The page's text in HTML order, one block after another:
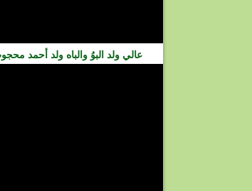
عالي ولد البوُ والباه ولد أحمد